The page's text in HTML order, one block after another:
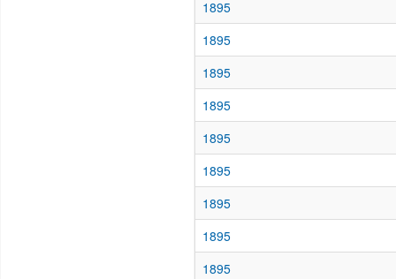
1895
1895
1895
1895
1895
1895
1895
1895
1895